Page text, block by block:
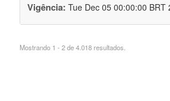
Vigência: Tue Dec 05 00:00:00
Mostrando 1 - 2 de 4.018 resultados.